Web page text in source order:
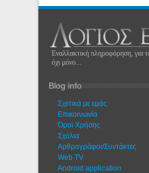
Εναλλακτική πληροφόρηση, για
όχι μόνο...
Blog info
Σχετικά με εμάς
Eπικοινωνία
Όροι Χρήσης
Σχόλια
Αρθρογράφοι/Συντάκτες
Web TV
Android application